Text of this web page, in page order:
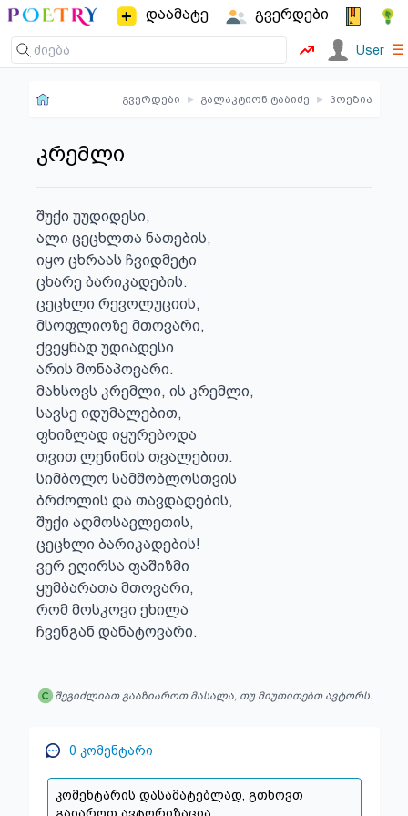
დაამატე გვერდები
User ☰
გვერდები ▸ გალაკტიონ ტაბიძე ▸ პოეზია
კრემლი
შუქი უუდიდესი,
ალი ცეცხლთა ნათების,
იყო ცხრაას ჩვიდმეტი
ცხარე ბარიკადების.
ცეცხლი რევოლუციის,
მსოფლიოზე მთოვარი,
ქვეყნად უდიადესი
არის მონაპოვარი.
მახსოვს კრემლი, ის კრემლი,
სავსე იდუმალებით,
ფხიზლად იყურებოდა
თვით ლენინის თვალებით.
სიმბოლო სამშობლოსთვის
ბრძოლის და თავდადების,
შუქი აღმოსავლეთის,
ცეცხლი ბარიკადების!
ვერ ეღირსა ფაშიზმი
ყუმბარათა მთოვარი,
რომ მოსკოვი ეხილა
ჩვენგან დანატოვარი.
შეგიძლიათ გააზიაროთ მასალა, თუ მიუთითებთ ავტორს.
0 კომენტარი